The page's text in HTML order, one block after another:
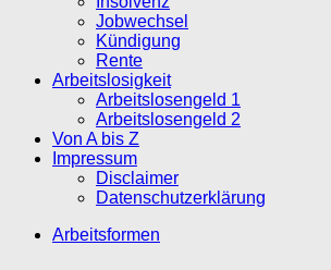
Jobwechsel
Kündigung
Rente
Arbeitslosigkeit
Arbeitslosengeld 1
Arbeitslosengeld 2
Von A bis Z
Impressum
Disclaimer
Datenschutzerklärung
Arbeitsformen